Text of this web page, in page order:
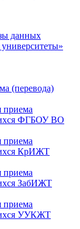
данных
(перевода)
приема
ФГБОУ ВО
приема
КрИЖТ
приема
ЗабИЖТ
приема
УУКЖТ